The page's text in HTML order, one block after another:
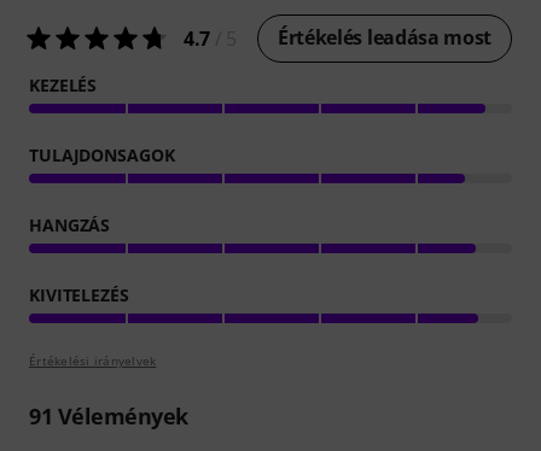
4.7 Értékelés leadása most
KEZELÉS
TULAJDONSAGOK
HANGZÁS
KIVITELEZÉS
Értékelési irányelvek
91 Vélemények